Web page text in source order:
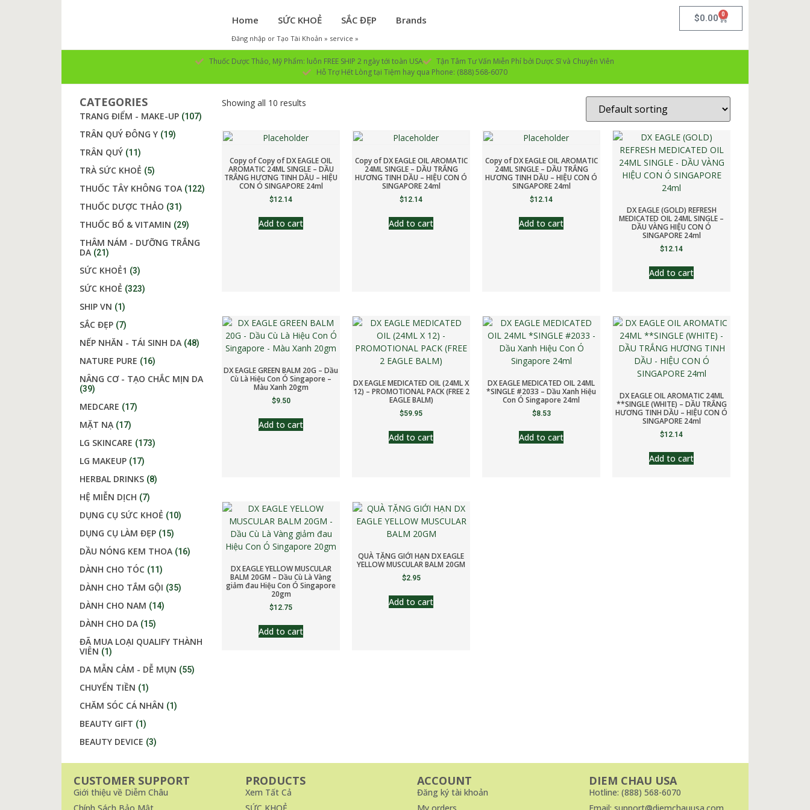
Home SỨC KHOẺ SẮC ĐẸP Brands
Đăng nhập or Tạo Tài Khoản » service »
$0.00 0
Thuốc Dược Thảo, Mỹ Phẩm: luôn FREE SHIP 2 ngày tới toàn USA
Tận Tâm Tư Vấn Miễn Phí bởi Dược Sĩ và Chuyên Viên
Hỗ Trợ Hết Lòng tại Tiệm hay qua Phone: (888) 568-6070
CATEGORIES
TRANG ĐIỂM - MAKE-UP (107)
TRÂN QUÝ ĐÔNG Y (19)
TRÂN QUÝ (11)
TRÀ SỨC KHOẺ (5)
THUỐC TÂY KHÔNG TOA (122)
THUỐC DƯỢC THẢO (31)
THUỐC BỔ & VITAMIN (29)
THÂM NÁM - DƯỠNG TRẮNG
DA (21)
SỨC KHOẺ1 (3)
SỨC KHOẺ (323)
SHIP VN (1)
SẮC ĐẸP (7)
NẾP NHĂN - TÁI SINH DA (48)
NATURE PURE (16)
NÂNG CƠ - TẠO CHẮC MỊN DA
(39)
MEDCARE (17)
MẶT NẠ (17)
LG SKINCARE (173)
LG MAKEUP (17)
HERBAL DRINKS (8)
HỆ MIỄN DỊCH (7)
DỤNG CỤ SỨC KHOẺ (10)
DỤNG CỤ LÀM ĐẸP (15)
DẦU NÓNG KEM THOA (16)
DÀNH CHO TÓC (11)
DÀNH CHO TẮM GỘI (35)
DÀNH CHO NAM (14)
DÀNH CHO DA (15)
ĐÃ MUA LOẠI QUALIFY THÀNH
VIÊN (1)
DA MẪN CẢM - DỄ MỤN (55)
CHUYỂN TIỀN (1)
CHĂM SÓC CÁ NHÂN (1)
BEAUTY GIFT (1)
BEAUTY DEVICE (3)
Showing all 10 results
Copy of Copy of DX EAGLE OIL
AROMATIC 24ML SINGLE – DẦU
TRẮNG HƯƠNG TINH DẦU – HIỆU
CON Ó SINGAPORE 24ml
$12.14
Add to cart
Copy of DX EAGLE OIL AROMATIC
24ML SINGLE – DẦU TRẮNG
HƯƠNG TINH DẦU – HIỆU CON Ó
SINGAPORE 24ml
$12.14
Add to cart
Copy of DX EAGLE OIL AROMATIC
24ML SINGLE – DẦU TRẮNG
HƯƠNG TINH DẦU – HIỆU CON Ó
SINGAPORE 24ml
$12.14
Add to cart
DX EAGLE (GOLD) REFRESH
MEDICATED OIL 24ML SINGLE –
DẦU VÀNG HIỆU CON Ó
SINGAPORE 24ml
$12.14
Add to cart
DX EAGLE GREEN BALM 20G – Dầu
Cù Là Hiệu Con Ó Singapore –
Màu Xanh 20gm
$9.50
Add to cart
DX EAGLE MEDICATED OIL (24ML X
12) – PROMOTIONAL PACK (FREE 2
EAGLE BALM)
$59.95
Add to cart
DX EAGLE MEDICATED OIL 24ML
*SINGLE #2033 – Dầu Xanh Hiệu
Con Ó Singapore 24ml
$8.53
Add to cart
DX EAGLE OIL AROMATIC 24ML
**SINGLE (WHITE) – DẦU TRẮNG
HƯƠNG TINH DẦU – HIỆU CON Ó
SINGAPORE 24ml
$12.14
Add to cart
DX EAGLE YELLOW MUSCULAR
BALM 20GM – Dầu Cù Là Vàng
giảm đau Hiệu Con Ó Singapore
20gm
$12.75
Add to cart
QUÀ TẶNG GIỚI HẠN DX EAGLE
YELLOW MUSCULAR BALM 20GM
$2.95
Add to cart
CUSTOMER SUPPORT
Giới thiệu về Diễm Châu
PRODUCTS
Xem Tất Cả
ACCOUNT
Đăng ký tài khoản
DIEM CHAU USA
Hotline: (888) 568-6070